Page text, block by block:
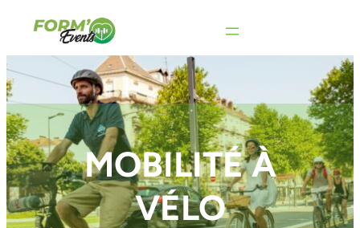
contenu
MOBILITÉ À
VÉLO